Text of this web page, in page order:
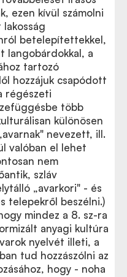
ezen kívül számolni
betelepítettekkel,
langobárdokkal, a
tartozó
hozzájuk csapódott
régészeti
több
különösen
nevezett, ill.
valóban el lehet
nem
szláv
„avarkori" - és
telepekről beszélni.)
mindez a 8. sz-ra
anyagi kultúra
nyelvét illeti, a
tud hozzászólni az
hogy - noha